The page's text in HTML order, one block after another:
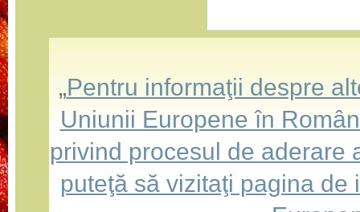
„Pentru informaţii despre
Uniunii Europene în
privind procesul de aderare
puteţă să vizitaţi pagina